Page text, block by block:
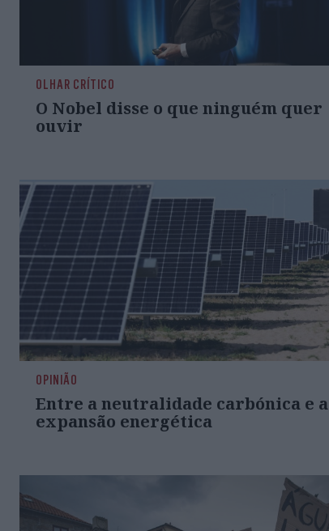
OLHAR CRÍTICO
O Nobel disse o que ninguém quer
ouvir
OPINIÃO
Entre a neutralidade carbónica e a
expansão energética